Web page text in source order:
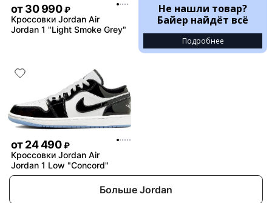
от30 990 ₽
Кроссовки Jordan Air
Jordan 1 "Light Smoke Grey"
Не нашли товар?
Байер найдёт всё
Подробнее
от24 490 ₽
Кроссовки Jordan Air
Jordan 1 Low "Concord"
Больше Jordan